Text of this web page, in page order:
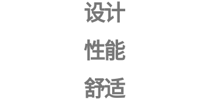
设计
性能
舒适